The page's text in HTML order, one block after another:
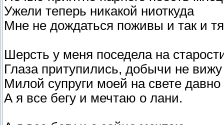
Ужели теперь никакой ниоткуда
Мне не дождаться поживы и так и
Шерсть у меня поседела на
Глаза притупились, добычи не
Милой супруги моей на свете давно
А я все бегу и мечтаю о лани.